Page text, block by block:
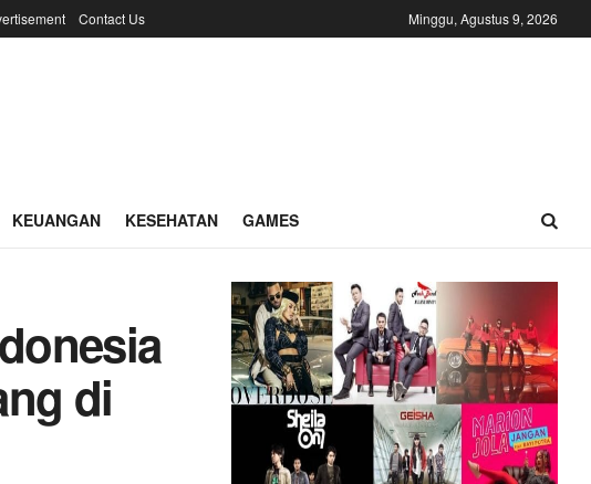
Contact Us Minggu, Agustus 9, 2026
KEUANGAN KESEHATAN GAMES
di